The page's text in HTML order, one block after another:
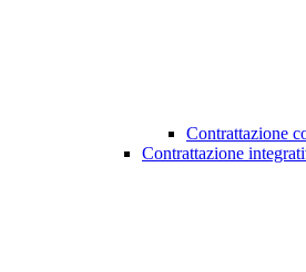
Contrattazione
Contrattazione